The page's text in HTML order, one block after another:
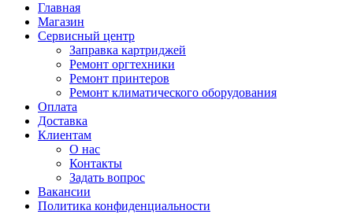
Главная
Магазин
Сервисный центр
Заправка картриджей
Ремонт оргтехники
Ремонт принтеров
Ремонт климатического оборудования
Оплата
Доставка
Клиентам
О нас
Контакты
Задать вопрос
Вакансии
Политика конфиденциальности